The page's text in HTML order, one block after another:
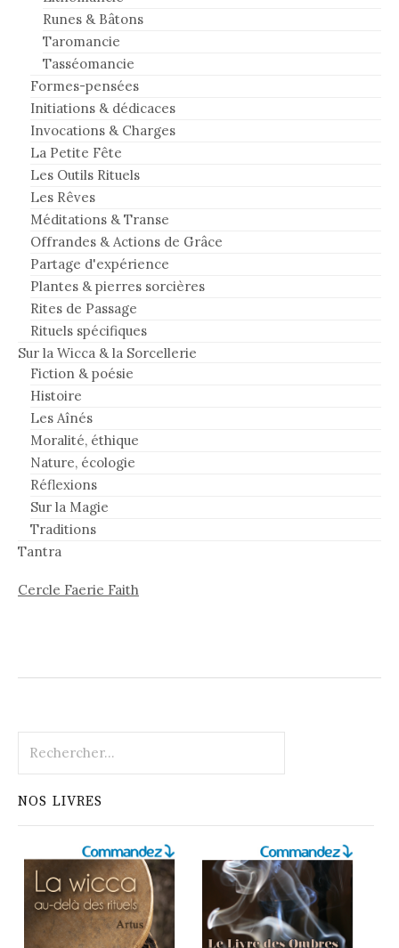
Runes & Bâtons
Taromancie
Tasséomancie
Formes-pensées
Initiations & dédicaces
Invocations & Charges
La Petite Fête
Les Outils Rituels
Les Rêves
Méditations & Transe
Offrandes & Actions de Grâce
Partage d'expérience
Plantes & pierres sorcières
Rites de Passage
Rituels spécifiques
Sur la Wicca & la Sorcellerie
Fiction & poésie
Histoire
Les Aînés
Moralité, éthique
Nature, écologie
Réflexions
Sur la Magie
Traditions
Tantra
Cercle Faerie Faith
NOS LIVRES